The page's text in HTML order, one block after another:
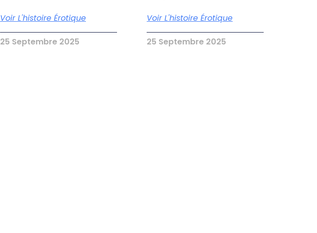
Voir L'histoire Érotique
25 Septembre 2025
Voir L'histoire Érotique
25 Septembre 2025